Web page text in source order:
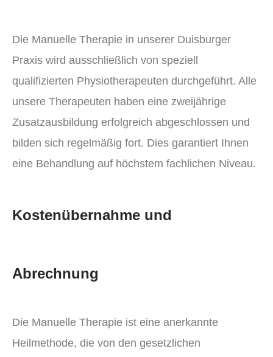
Die Manuelle Therapie in unserer Duisburger
Praxis wird ausschließlich von speziell
qualifizierten Physiotherapeuten durchgeführt. Alle
unsere Therapeuten haben eine zweijährige
Zusatzausbildung erfolgreich abgeschlossen und
bilden sich regelmäßig fort. Dies garantiert Ihnen
eine Behandlung auf höchstem fachlichen Niveau.
Kostenübernahme und
Abrechnung
Die Manuelle Therapie ist eine anerkannte
Heilmethode, die von den gesetzlichen